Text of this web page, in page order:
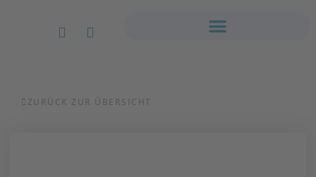
ZURÜCK ZUR ÜBERSICHT